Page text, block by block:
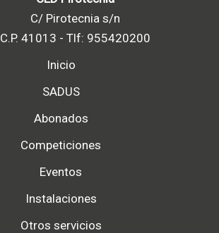
C/ Pirotecnia s/n
C.P. 41013 - Tlf: 955420200
Inicio
SADUS
Abonados
Competiciones
Eventos
Instalaciones
Otros servicios